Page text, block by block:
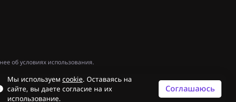
об условиях использования.
Мы используем cookie. Оставаясь на
сайте, вы даете согласие на их
использование.
Соглашаюсь